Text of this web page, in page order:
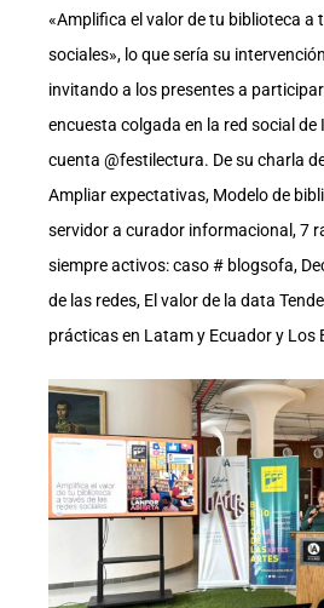
«Amplifica el valor de tu biblioteca a
sociales», lo que sería su
invitando a los presentes a
encuesta colgada en la red social de
cuenta @festilectura. De su charla
Ampliar expectativas, Modelo de
servidor a curador informacional, 7
siempre activos: caso # blogsofa,
de las redes, El valor de la data
prácticas en Latam y Ecuador y Los